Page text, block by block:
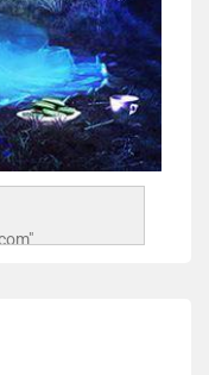
n.jpg"
/></a>